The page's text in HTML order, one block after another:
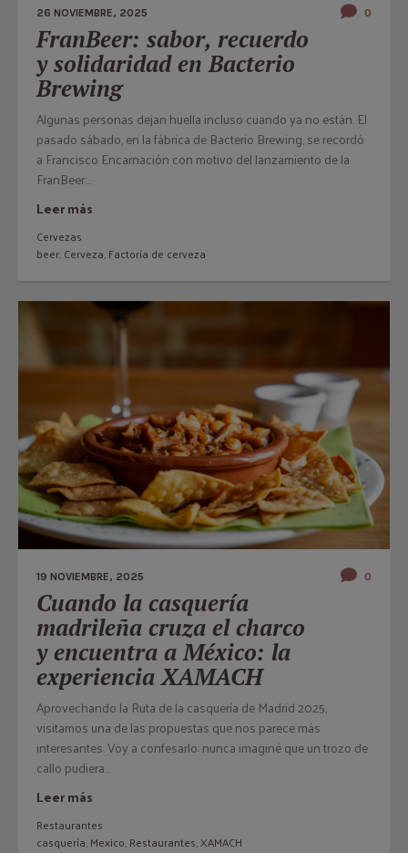
26 NOVIEMBRE, 2025 0
FranBeer: sabor, recuerdo
y solidaridad en Bacterio
Brewing
Algunas personas dejan huella incluso cuando ya no están. El
pasado sábado, en la fábrica de Bacterio Brewing, se recordó
a Francisco Encarnación con motivo del lanzamiento de la
FranBeer:...
Leer más
Cervezas
beer,Cerveza,Factoría de cerveza
19 NOVIEMBRE, 2025 0
Cuando la casquería
madrileña cruza el charco
y encuentra a México: la
experiencia XAMACH
Aprovechando la Ruta de la casquería de Madrid 2025,
visitamos una de las propuestas que nos parece más
interesantes. Voy a confesarlo: nunca imaginé que un trozo de
callo pudiera...
Leer más
Restaurantes
casquería,Mexico,Restaurantes,XAMACH